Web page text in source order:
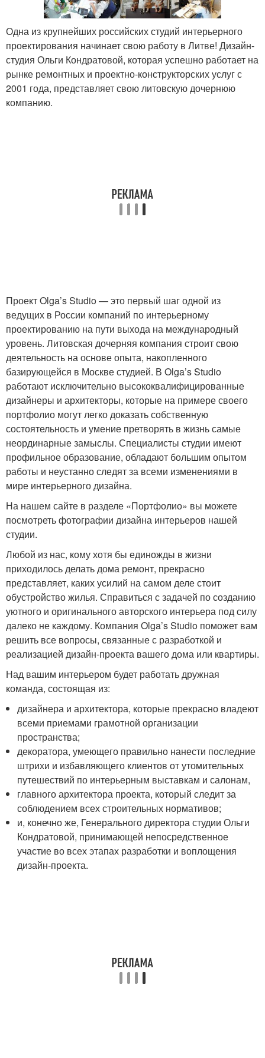
Одна из крупнейших российских студий интерьерного
проектирования начинает свою работу в Литве! Дизайн-
студия Ольги Кондратовой, которая успешно работает на
рынке ремонтных и проектно-конструкторских услуг с
2001 года, представляет свою литовскую дочернюю
компанию.
Проект Olga’s Studio — это первый шаг одной из
ведущих в России компаний по интерьерному
проектированию на пути выхода на международный
уровень. Литовская дочерняя компания строит свою
деятельность на основе опыта, накопленного
базирующейся в Москве студией. В Olga’s Studio
работают исключительно высококвалифицированные
дизайнеры и архитекторы, которые на примере своего
портфолио могут легко доказать собственную
состоятельность и умение претворять в жизнь самые
неординарные замыслы. Специалисты студии имеют
профильное образование, обладают большим опытом
работы и неустанно следят за всеми изменениями в
мире интерьерного дизайна.
На нашем сайте в разделе «Портфолио» вы можете
посмотреть фотографии дизайна интерьеров нашей
студии.
Любой из нас, кому хотя бы единожды в жизни
приходилось делать дома ремонт, прекрасно
представляет, каких усилий на самом деле стоит
обустройство жилья. Справиться с задачей по созданию
уютного и оригинального авторского интерьера под силу
далеко не каждому. Компания Olga’s Studio поможет вам
решить все вопросы, связанные с разработкой и
реализацией дизайн-проекта вашего дома или квартиры.
Над вашим интерьером будет работать дружная
команда, состоящая из:
дизайнера и архитектора, которые прекрасно владеют
всеми приемами грамотной организации
пространства;
декоратора, умеющего правильно нанести последние
штрихи и избавляющего клиентов от утомительных
путешествий по интерьерным выставкам и салонам,
главного архитектора проекта, который следит за
соблюдением всех строительных нормативов;
и, конечно же, Генерального директора студии Ольги
Кондратовой, принимающей непосредственное
участие во всех этапах разработки и воплощения
дизайн-проекта.